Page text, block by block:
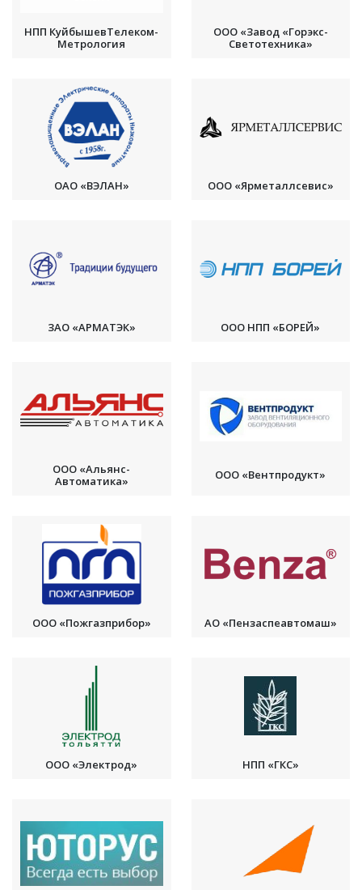
НПП КуйбышевТелеком-
Метрология
ООО «Завод «Горэкс-
Светотехника»
ОАО «ВЭЛАН» ООО «Ярметаллсевис»
ЗАО «АРМАТЭК» ООО НПП «БОРЕЙ»
ООО «Альянс-
Автоматика»
ООО «Вентпродукт»
ООО «Пожгазприбор» АО «Пензаспеавтомаш»
ООО «Электрод» НПП «ГКС»